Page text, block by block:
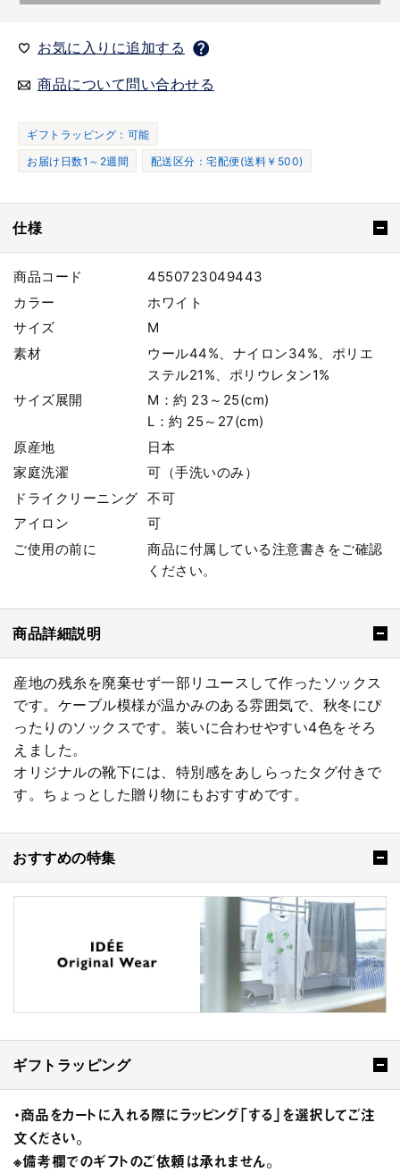
お気に入りに追加する
商品について問い合わせる
ギフトラッピング：可能
お届け日数1～2週間
配送区分：宅配便(送料￥500)
仕様
商品コード
4550723049443
カラー
ホワイト
サイズ
M
素材
ウール44%、ナイロン34%、ポリエ
ステル21%、ポリウレタン1%
サイズ展開
M：約 23～25(cm)
L：約 25～27(cm)
原産地
日本
家庭洗濯
可（手洗いのみ）
ドライクリーニング
不可
アイロン
可
ご使用の前に
商品に付属している注意書きをご確認
ください。
商品詳細説明
産地の残糸を廃棄せず一部リユースして作ったソックス
です。ケーブル模様が温かみのある雰囲気で、秋冬にぴ
ったりのソックスです。装いに合わせやすい4色をそろ
えました。
オリジナルの靴下には、特別感をあしらったタグ付きで
す。ちょっとした贈り物にもおすすめです。
おすすめの特集
ギフトラッピング
・商品をカートに入れる際にラッピング「する」を選択してご注
文ください。
※備考欄でのギフトのご依頼は承れません。